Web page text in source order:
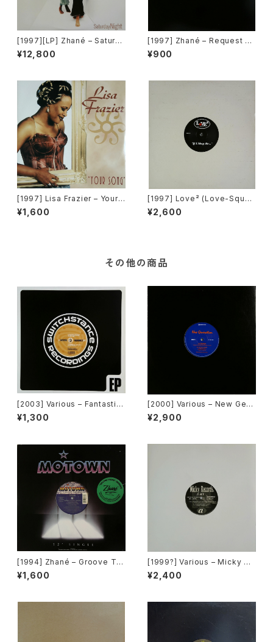
[1997][LP] Zhané – Saturda
y Night [Motown / Illtown R
ecords][2枚組]
¥12,800
[1997] Zhané – Request Li
ne [Motown]
¥900
[1997] Lisa Frazier – Your
Song [UDP]
¥1,600
[1997] Love² (Love-Squar
e) – If I May Be… [Rhythm
Republic]
¥2,600
その他の商品
[2003] Various – Fantastic
Freeriding 2 EP 1 [Switchst
ance Recordings]
¥1,300
[2000] Various – New Gen
eration / Back To The "Dis
co" ~私もDiscoへ連れていっ
¥2,900
[1994] Zhané – Groove Th
ang (Remix) [Motown][在庫
B]
¥1,600
[1999?] Various – Micky Re
cords Vol.41 [Micky Recor
ds.][PROMO]
¥2,400